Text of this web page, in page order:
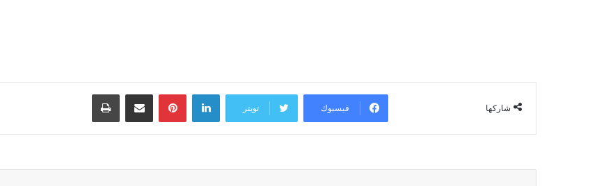
شاركها فيسبوك تويتر
لينكدإن بينتيريستمشاركة عبر البريد طباعة